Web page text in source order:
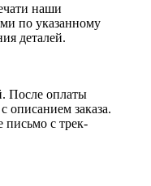
наши
по указанному
деталей.
После оплаты
описанием заказа.
письмо с трек-